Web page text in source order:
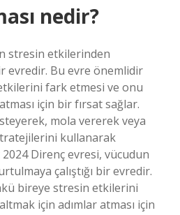
nedir?
stresin etkilerinden
evredir. Bu evre önemlidir
fark etmesi ve onu
için bir fırsat sağlar.
mola vererek veya
kullanarak
Direnç evresi, vücudun
çalıştığı bir evredir.
bireye stresin etkilerini
için adımlar atması için